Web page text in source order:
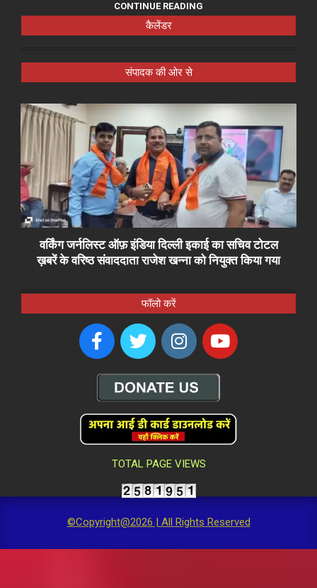
CONTINUE READING
कैलेंडर
संपादक की ओर से
वर्किंग जर्नलिस्ट ऑफ़ इंडिया दिल्ली इकाई का सचिव टोटल
ख़बरें के वरिष्ठ संवाददाता राजेश खन्ना को नियुक्त किया गया
फॉलो करें
TOTAL PAGE VIEWS
©Copyright@2026 | All Rights Reserved